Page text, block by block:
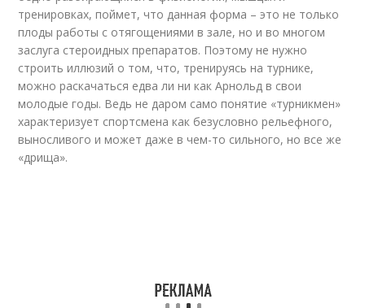
тренировках, поймет, что данная форма – это не только
плоды работы с отягощениями в зале, но и во многом
заслуга стероидных препаратов. Поэтому не нужно
строить иллюзий о том, что, тренируясь на турнике,
можно раскачаться едва ли ни как Арнольд в свои
молодые годы. Ведь не даром само понятие «турникмен»
характеризует спортсмена как безусловно рельефного,
выносливого и может даже в чем-то сильного, но все же
«дрища».